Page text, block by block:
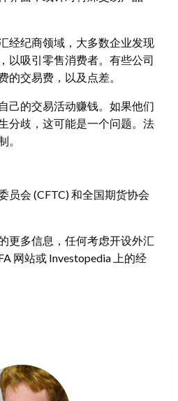
经纪商领域，大多数企业发现
以吸引零售消费者。有些公司
的交易费，以及点差。
己的交易活动赚钱。如果他们
分歧，这可能是一个问题。法
。
员会 (CFTC) 和全国期货协会
更多信息，任何考虑开设外汇
网站或 Investopedia 上的经